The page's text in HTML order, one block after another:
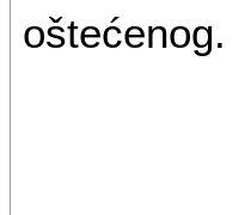
oštećenog.